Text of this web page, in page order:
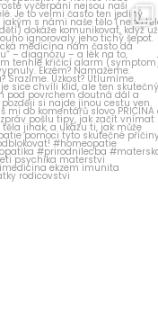
homeopatika.cz
Čvc 16